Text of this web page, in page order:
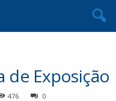
de Exposição
476 0